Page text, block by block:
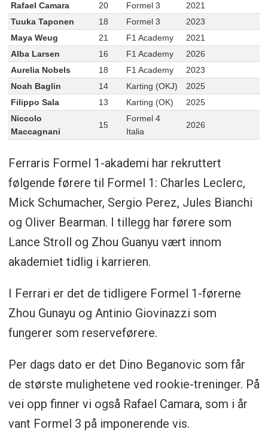
Rafael Camara
20 Formel 3
2021
Tuuka Taponen
18 Formel 3
2023
Maya Weug
21 F1 Academy
2021
Alba Larsen
16 F1 Academy
2026
Aurelia Nobels
18 F1 Academy
2023
Noah Baglin
14 Karting (OKJ)
2025
Filippo Sala
13 Karting (OK)
2025
Niccolo
Maccagnani
15
Formel 4
Italia
2026
Ferraris Formel 1-akademi har rekruttert
følgende førere til Formel 1: Charles Leclerc,
Mick Schumacher, Sergio Perez, Jules Bianchi
og Oliver Bearman. I tillegg har førere som
Lance Stroll og Zhou Guanyu vært innom
akademiet tidlig i karrieren.
I Ferrari er det de tidligere Formel 1-førerne
Zhou Gunayu og Antinio Giovinazzi som
fungerer som reserveførere.
Per dags dato er det Dino Beganovic som får
de største mulighetene ved rookie-treninger. På
vei opp finner vi også Rafael Camara, som i år
vant Formel 3 på imponerende vis.